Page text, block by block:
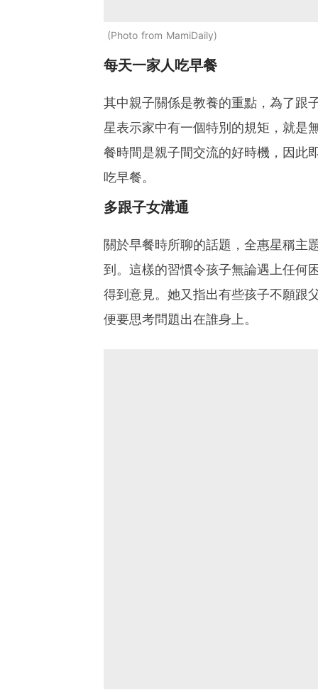
Photo from MamiDaily
每天一家人吃早餐
其中親子關係是教養的重點，為了跟
星表示家中有一個特別的規矩，就是
餐時間是親子間交流的好時機，因此
吃早餐。
多跟子女溝通
關於早餐時所聊的話題，全惠星稱主
到。這樣的習慣令孩子無論遇上任何
得到意見。她又指出有些孩子不願跟
便要思考問題出在誰身上。